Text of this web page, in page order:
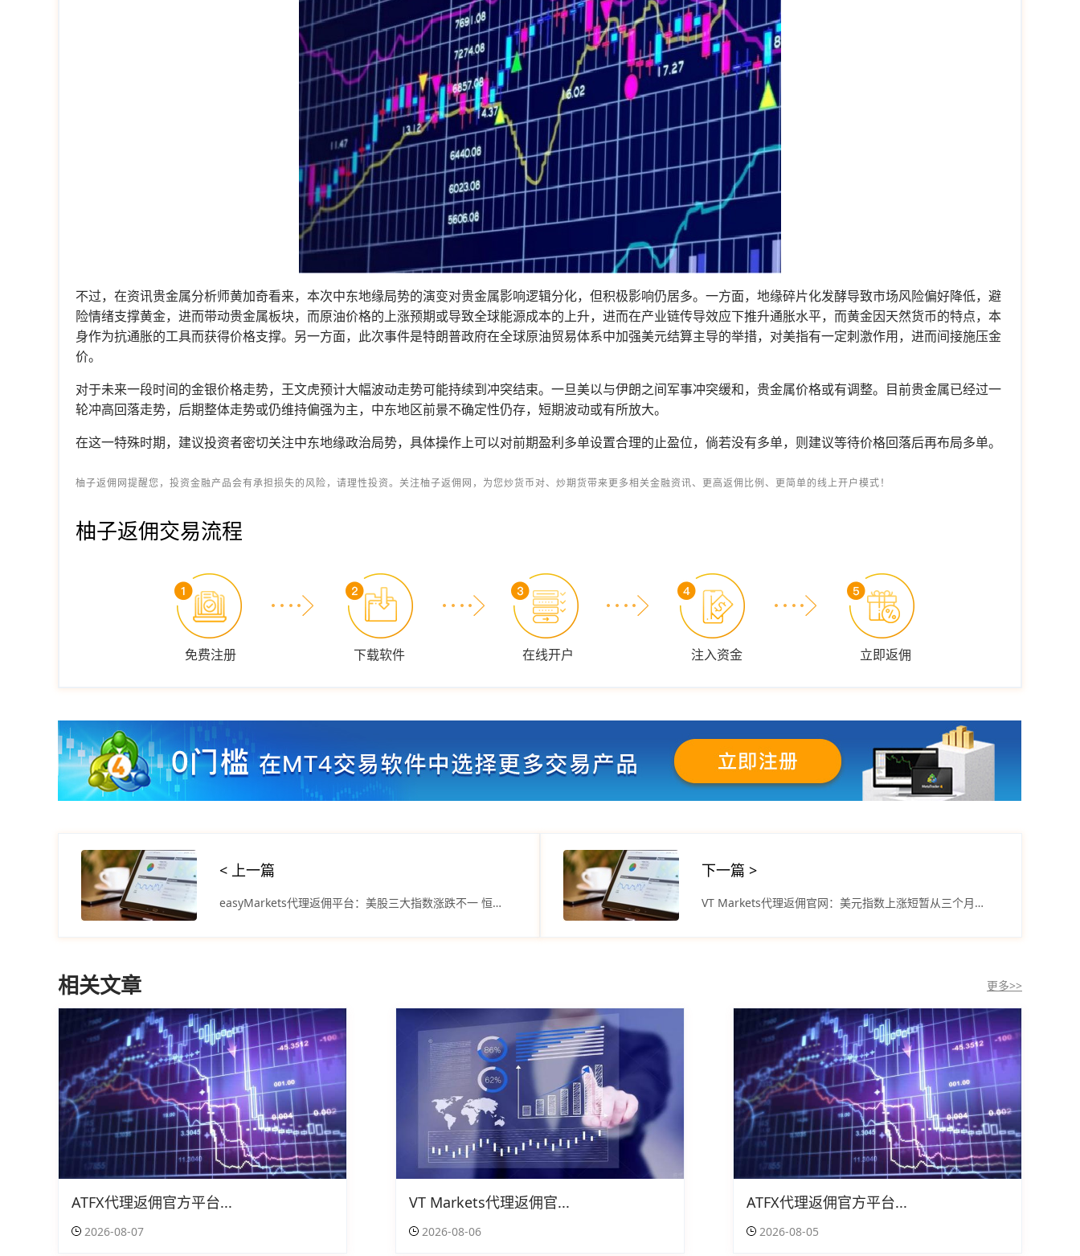
不过，在资讯贵金属分析师黄加奇看来，本次中东地缘局势的演变对贵金属影响逻辑分化，但积极影响仍居多。一方面，地缘碎片化发酵导致市场风险偏好降低，避
险情绪支撑黄金，进而带动贵金属板块，而原油价格的上涨预期或导致全球能源成本的上升，进而在产业链传导效应下推升通胀水平，而黄金因天然货币的特点，本
身作为抗通胀的工具而获得价格支撑。另一方面，此次事件是特朗普政府在全球原油贸易体系中加强美元结算主导的举措，对美指有一定刺激作用，进而间接施压金
价。
对于未来一段时间的金银价格走势，王文虎预计大幅波动走势可能持续到冲突结束。一旦美以与伊朗之间军事冲突缓和，贵金属价格或有调整。目前贵金属已经过一
轮冲高回落走势，后期整体走势或仍维持偏强为主，中东地区前景不确定性仍存，短期波动或有所放大。
在这一特殊时期，建议投资者密切关注中东地缘政治局势，具体操作上可以对前期盈利多单设置合理的止盈位，倘若没有多单，则建议等待价格回落后再布局多单。
柚子返佣网提醒您，投资金融产品会有承担损失的风险，请理性投资。关注柚子返佣网，为您炒货币对、炒期货带来更多相关金融资讯、更高返佣比例、更简单的线上开户模式！
柚子返佣交易流程
免费注册 下载软件 在线开户 注入资金 立即返佣
< 上一篇
easyMarkets代理返佣平台：美股三大指数涨跌不一 恒生指数收升188点
下一篇 >
VT Markets代理返佣官网：美元指数上涨短暂从三个月高位回落后反弹
相关文章 更多>>
ATFX代理返佣官方平台...
2026-08-07
VT Markets代理返佣官...
2026-08-06
ATFX代理返佣官方平台...
2026-08-05